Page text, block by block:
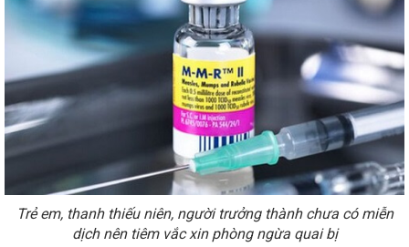
Trẻ em, thanh thiếu niên, người trưởng thành chưa có miễn
dịch nên tiêm vắc xin phòng ngừa quai bị